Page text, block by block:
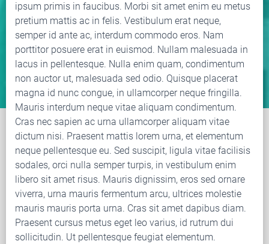
ipsum primis in faucibus. Morbi sit amet enim eu metus
pretium mattis ac in felis. Vestibulum erat neque,
semper id ante ac, interdum commodo eros. Nam
porttitor posuere erat in euismod. Nullam malesuada in
lacus in pellentesque. Nulla enim quam, condimentum
non auctor ut, malesuada sed odio. Quisque placerat
magna id nunc congue, in ullamcorper neque fringilla.
Mauris interdum neque vitae aliquam condimentum.
Cras nec sapien ac urna ullamcorper aliquam vitae
dictum nisi. Praesent mattis lorem urna, et elementum
neque pellentesque eu. Sed suscipit, ligula vitae facilisis
sodales, orci nulla semper turpis, in vestibulum enim
libero sit amet risus. Mauris dignissim, eros sed ornare
viverra, urna mauris fermentum arcu, ultrices molestie
mauris mauris porta urna. Cras sit amet dapibus diam.
Praesent cursus metus eget leo varius, id rutrum dui
sollicitudin. Ut pellentesque feugiat elementum.